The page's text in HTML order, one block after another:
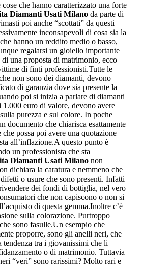
che hanno caratterizzato una forte
Diamanti Usati Milanoda parte di
poi anche “scottati” da questi
inconsapevoli di cosa sia la
hanno un reddito medio o basso,
regalarsi un gioiello importante
una proposta di matrimonio, ecco
di finti professionisti.Tutte le
non sono dei diamanti, devono
di garanzia dove sia presente la
poi si inizia a parlare di diamanti
1.000 euro di valore, devono avere
purezza e sul colore. In poche
documento che chiarisca esattamente
possa poi avere una quotazione
all’inflazione.A questo punto è
un professionista che sta
Diamanti Usati Milanonon
dichiara la caratura e nemmeno che
o usure che sono presenti. Infatti
dei fondi di bottiglia, nel vero
che non capiscono o non si
di questa gemma.Inoltre c’è
sulla colorazione. Purtroppo
sono fasulle.Un esempio che
proporre, sono gli anelli neri, che
tendenza tra i giovanissimi che li
o di matrimonio. Tuttavia
“veri” sono rarissimi? Molto rari e